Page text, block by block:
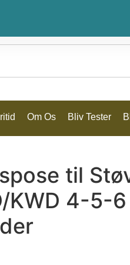
Om Os Bliv Tester
til
KWD 4-5-6